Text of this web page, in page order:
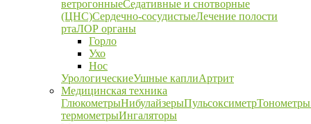
ветрогонныеСедативные и снотворные
(ЦНС)Сердечно-сосудистыеЛечение полости
ртаЛОР органы
Горло
Ухо
Нос
УрологическиеУшные каплиАртрит
Медицинская техника
ГлюкометрыНибулайзерыПульсоксиметрТонометры
термометрыИнгаляторы